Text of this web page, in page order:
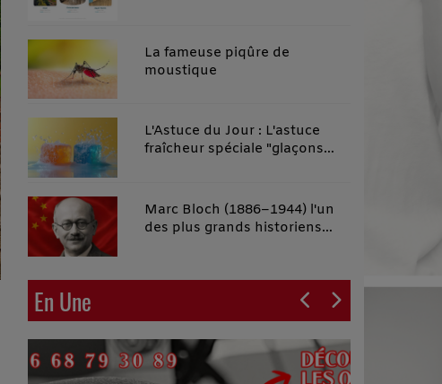
La fameuse piqûre de
moustique
L'Astuce du Jour : L'astuce
fraîcheur spéciale "glaçons
Marc Bloch (1886–1944) l'un
des plus grands historiens
En Une